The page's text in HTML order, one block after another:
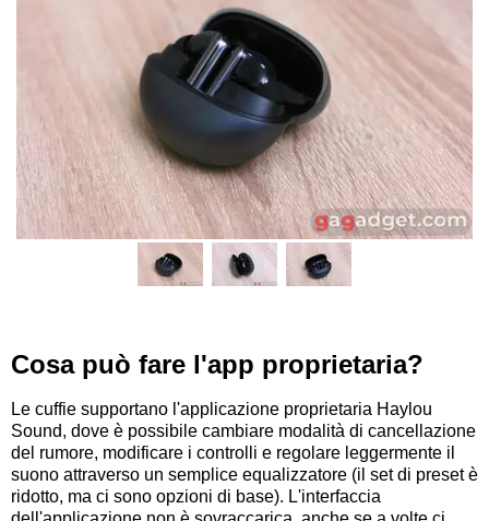
Cosa può fare l'app proprietaria?
Le cuffie supportano l'applicazione proprietaria Haylou
Sound, dove è possibile cambiare modalità di cancellazione
del rumore, modificare i controlli e regolare leggermente il
suono attraverso un semplice equalizzatore (il set di preset è
ridotto, ma ci sono opzioni di base). L'interfaccia